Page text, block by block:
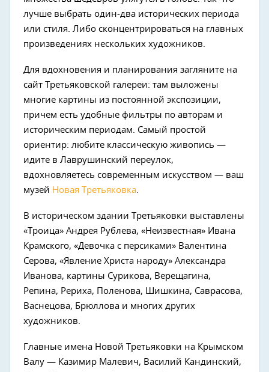
лучше выбрать один-два исторических периода
или стиля. Либо сконцентрироваться на главных
произведениях нескольких художников.
Для вдохновения и планирования загляните на
сайт Третьяковской галереи: там выложены
многие картины из постоянной экспозиции,
причем есть удобные фильтры по авторам и
историческим периодам. Самый простой
ориентир: любите классическую живопись —
идите в Лаврушинский переулок,
вдохновляетесь современным искусством — ваш
музей Новая Третьяковка
В историческом здании Третьяковки выставлены
«Троица» Андрея Рублева, «Неизвестная» Ивана
Крамского, «Девочка с персиками» Валентина
Серова, «Явление Христа народу» Александра
Иванова, картины Сурикова, Верещагина,
Репина, Рериха, Поленова, Шишкина, Саврасова,
Васнецова, Брюллова и многих других
художников.
Главные имена Новой Третьяковки на Крымском
Валу — Казимир Малевич, Василий Кандинский,